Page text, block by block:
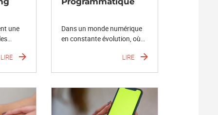
une
LIRE
Dans un monde numérique
en constante évolution, où…
LIRE